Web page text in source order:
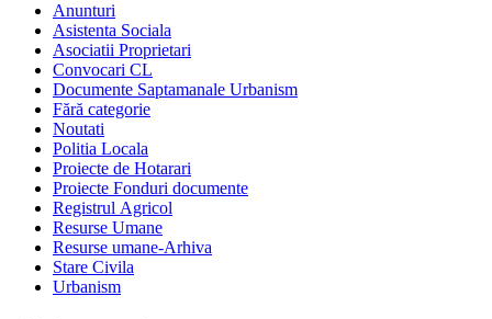
Anunturi
Asistenta Sociala
Asociatii Proprietari
Convocari CL
Documente Saptamanale Urbanism
Fără categorie
Noutati
Politia Locala
Proiecte de Hotarari
Proiecte Fonduri documente
Registrul Agricol
Resurse Umane
Resurse umane-Arhiva
Stare Civila
Urbanism